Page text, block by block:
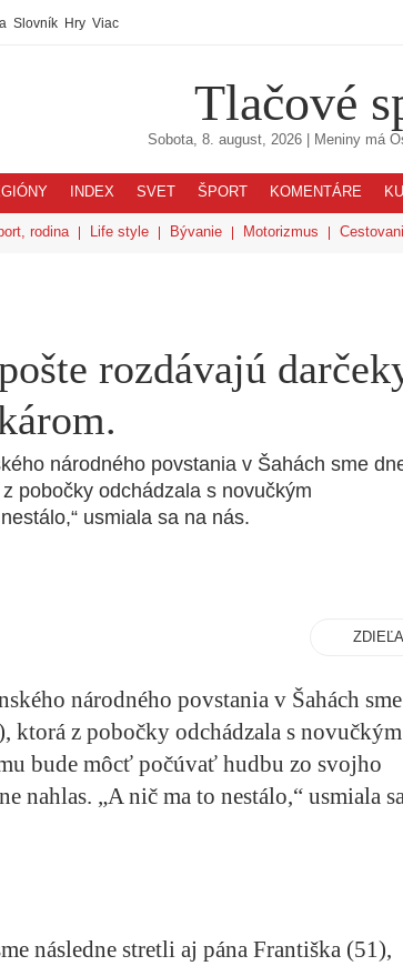
Slovník Hry Viac
Tlačové
Sobota, 8. august, 2026| Meniny má
INDEX SVET ŠPORT KOMENTÁRE
rodina Life style Bývanie Motorizmus
rozdávajú
národného povstania v Šahách sme
pobočky odchádzala s novučkým
usmiala sa na nás.
národného povstania v Šahách sme
ktorá z pobočky odchádzala s novučkým
bude môcť počúvať hudbu zo svojho
nahlas. „A nič ma to nestálo,“ usmiala
následne stretli aj pána Františka (51),